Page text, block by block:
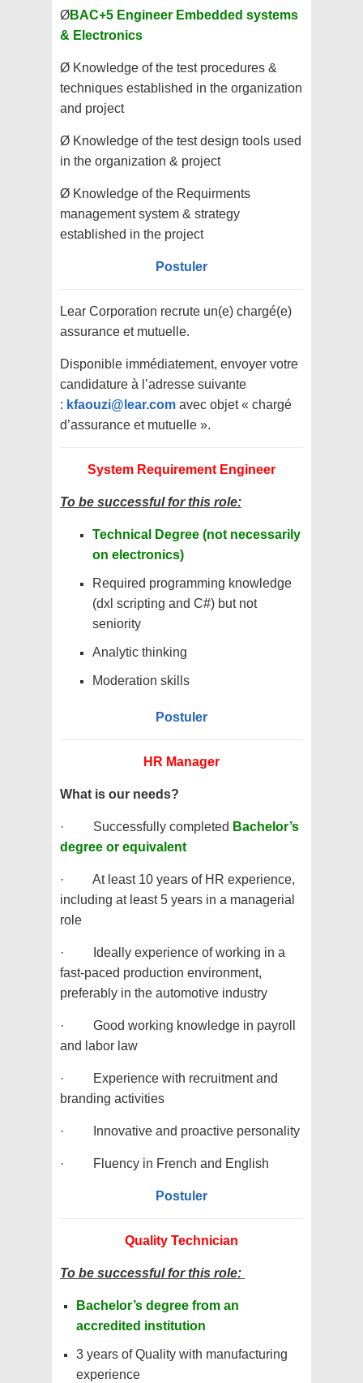
ØBAC+5 Engineer Embedded systems
& Electronics
Ø Knowledge of the test procedures &
techniques established in the organization
and project
Ø Knowledge of the test design tools used
in the organization & project
Ø Knowledge of the Requirments
management system & strategy
established in the project
Postuler
Lear Corporation recrute un(e) chargé(e)
assurance et mutuelle.
Disponible immédiatement, envoyer votre
candidature à l’adresse suivante
: kfaouzi@lear.com avec objet « chargé
d’assurance et mutuelle ».
System Requirement Engineer
To be successful for this role:
Technical Degree (not necessarily
on electronics)
Required programming knowledge
(dxl scripting and C#) but not
seniority
Analytic thinking
Moderation skills
Postuler
HR Manager
What is our needs?
· Successfully completed Bachelor’s
degree or equivalent
· At least 10 years of HR experience,
including at least 5 years in a managerial
role
· Ideally experience of working in a
fast-paced production environment,
preferably in the automotive industry
· Good working knowledge in payroll
and labor law
· Experience with recruitment and
branding activities
· Innovative and proactive personality
· Fluency in French and English
Postuler
Quality Technician
To be successful for this role:
Bachelor’s degree from an
accredited institution
3 years of Quality with manufacturing
experience